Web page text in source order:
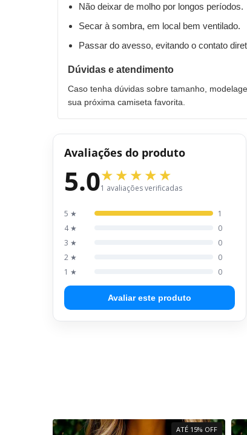
Não deixar de molho por longos períodos.
Secar à sombra, em local bem ventilado.
Passar do avesso, evitando o contato
Dúvidas e atendimento
Caso tenha dúvidas sobre tamanho,
sua próxima camiseta favorita.
Avaliações do produto
5.01 avaliações verificadas
5 ★
1
4 ★
0
3 ★
0
2 ★
0
1 ★
0
Avaliar este produto
ATÉ 15% OFF